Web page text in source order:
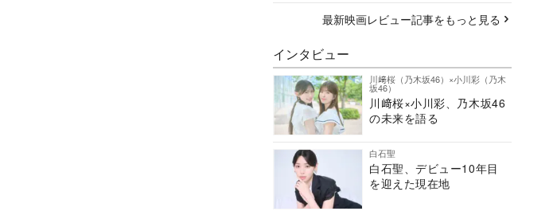
最新映画レビュー記事をもっと見る
インタビュー
川﨑桜（乃木坂46）×小川彩（乃木
坂46）
川﨑桜×小川彩、乃木坂46
の未来を語る
白石聖
白石聖、デビュー10年目
を迎えた現在地